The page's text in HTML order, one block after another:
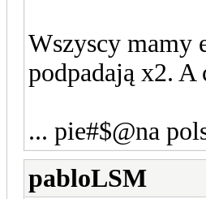
Wszyscy mamy
podpadają x2.
... pie#$@na
pabloLSM